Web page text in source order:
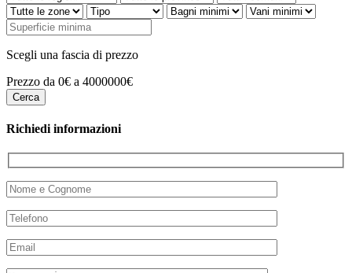
Scegli una fascia di prezzo
Prezzo da 0€ a 4000000€
Richiedi informazioni